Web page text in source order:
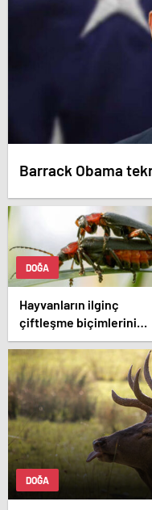
Barrack Obama
DOĞA
Hayvanların ilginç
çiftleşme biçimlerini
National Geographic
görüntüledi.
DOĞA